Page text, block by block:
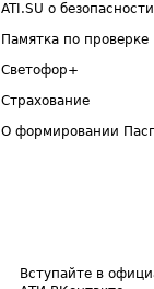
ATI.SU о безопасности
Памятка по проверке
Светофор+
Страхование
О формировании
Вступайте в